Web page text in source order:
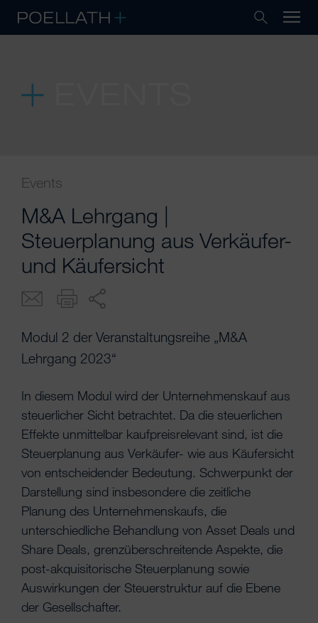
Events
M&A Lehrgang |
Steuerplanung aus Verkäufer-
und Käufersicht
Modul 2 der Veranstaltungsreihe „M&A
Lehrgang 2023“
In diesem Modul wird der Unternehmenskauf aus
steuerlicher Sicht betrachtet. Da die steuerlichen
Effekte unmittelbar kaufpreisrelevant sind, ist die
Steuerplanung aus Verkäufer- wie aus Käufersicht
von entscheidender Bedeutung. Schwerpunkt der
Darstellung sind insbesondere die zeitliche
Planung des Unternehmenskaufs, die
unterschiedliche Behandlung von Asset Deals und
Share Deals, grenzüberschreitende Aspekte, die
post-akquisitorische Steuerplanung sowie
Auswirkungen der Steuerstruktur auf die Ebene
der Gesellschafter.